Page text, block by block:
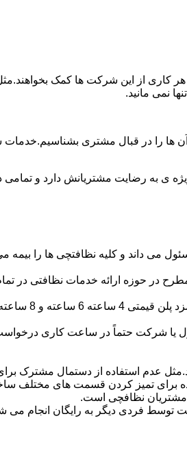
از این شرکت ها کمک بخواهند.مثل
نمی مانید.
ها را در قبال مشتری
ی به رضایت مشتریانش دارد و تمامی
داند و کلیه نظافتچی ها را بیمه می
حوزه ارائه خدمات نظافتی در تمام
نظافچی قیمت
عدم استفاده از دستمال مشترک
برای تمیز کردن قسمت های مختلف
مشتریان نظافچی است.
فردی دیگر به رایگان انجام می